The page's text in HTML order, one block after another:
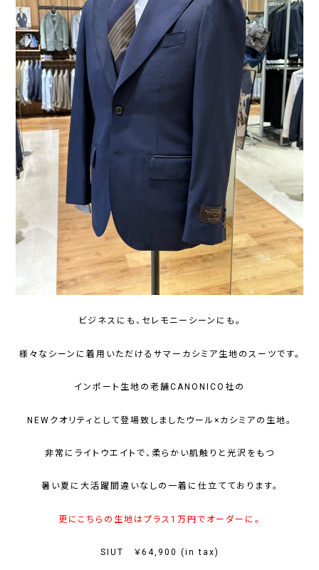
ビジネスにも、セレモニーシーンにも。
様々なシーンに着用いただけるサマーカシミア生地のスーツです。
インポート生地の老舗CANONICO社の
NEWクオリティとして登場致しましたウール×カシミアの生地。
非常にライトウエイトで、柔らかい肌触りと光沢をもつ
暑い夏に大活躍間違いなしの一着に仕立てております。
更にこちらの生地はプラス1万円でオーダーに。
SIUT ￥64,900 (in tax)